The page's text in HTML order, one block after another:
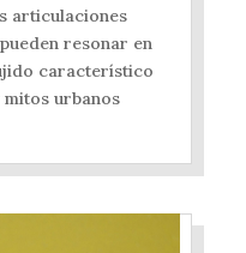
articulaciones
resonar en
característico
urbanos